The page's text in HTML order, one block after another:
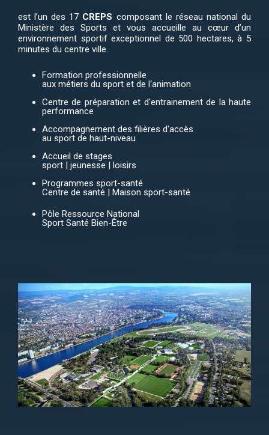
est l’un des 17 CREPS composant le réseau national du
Ministère des Sports et vous accueille au cœur d’un
environnement sportif exceptionnel de 500 hectares, à 5
minutes du centre ville.
Formation professionnelle
aux métiers du sport et de l‘animation
Centre de préparation et d'entrainement de la haute
performance
Accompagnement des filières d'accès
au sport de haut-niveau
Accueil de stages
sport | jeunesse | loisirs
Programmes sport-santé
Centre de santé | Maison sport-santé
Pôle Ressource National
Sport Santé Bien-Être